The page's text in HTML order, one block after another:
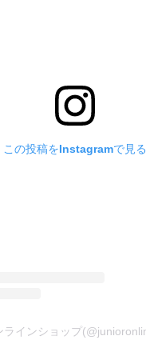
この投稿をInstagramで見る